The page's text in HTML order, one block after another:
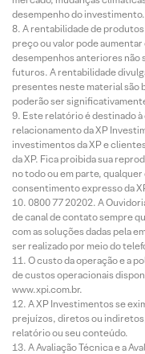
desempenho do investimento.
A rentabilidade de
preço ou valor pode
desempenhos anteriores não
futuros. A rentabilidade
presentes neste material são
poderão ser
Este relatório é destinado
relacionamento da XP
investimentos da XP e
da XP. Fica proibida sua
no todo ou em parte,
consentimento expresso da
0800 77 20202. A
de canal de contato sempre
com as soluções dadas pela
ser realizado por meio do
O custo da operação e a
de custos operacionais
www.xpi.com.br.
A XP Investimentos se
prejuízos, diretos ou
relatório ou seu conteúdo.
A Avaliação Técnica e a